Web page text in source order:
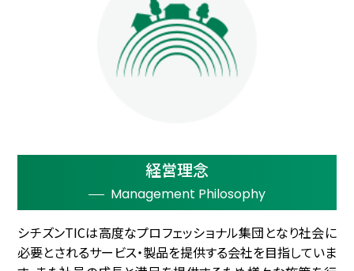
経営理念
Management Philosophy
シチズンTICは高度なプロフェッショナル集団となり社会に
必要とされるサービス・製品を提供する会社を目指していま